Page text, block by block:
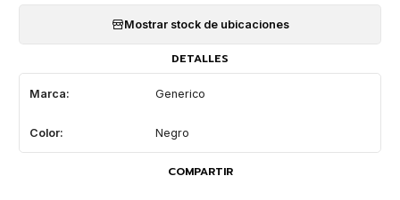
Mostrar stock de ubicaciones
DETALLES
Marca: Generico
Color: Negro
COMPARTIR